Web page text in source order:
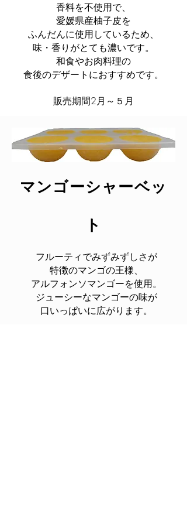
香料を不使用で、
愛媛県産柚子皮を
ふんだんに使用しているため、
味・香りがとても濃いです。
和食やお肉料理の
​食後のデザートにおすすめです。
販売期間2月～５月
​マンゴーシャーベッ
ト
フルーティでみずみずしさが
特徴のマンゴの王様、
アルフォンソマンゴーを使用。​
ジューシーなマンゴーの味が
口いっぱいに広がります。